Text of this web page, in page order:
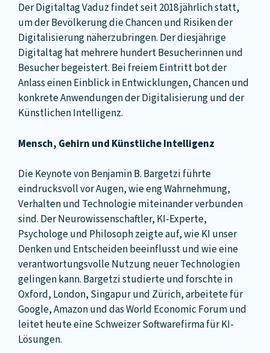
Der Digitaltag Vaduz findet seit 2018 jährlich statt,
um der Bevölkerung die Chancen und Risiken der
Digitalisierung näherzubringen. Der diesjährige
Digitaltag hat mehrere hundert Besucherinnen und
Besucher begeistert. Bei freiem Eintritt bot der
Anlass einen Einblick in Entwicklungen, Chancen und
konkrete Anwendungen der Digitalisierung und der
Künstlichen Intelligenz.
Mensch, Gehirn und Künstliche Intelligenz
Die Keynote von Benjamin B. Bargetzi führte
eindrucksvoll vor Augen, wie eng Wahrnehmung,
Verhalten und Technologie miteinander verbunden
sind. Der Neurowissenschaftler, KI-Experte,
Psychologe und Philosoph zeigte auf, wie KI unser
Denken und Entscheiden beeinflusst und wie eine
verantwortungsvolle Nutzung neuer Technologien
gelingen kann. Bargetzi studierte und forschte in
Oxford, London, Singapur und Zürich, arbeitete für
Google, Amazon und das World Economic Forum und
leitet heute eine Schweizer Softwarefirma für KI-
Lösungen.